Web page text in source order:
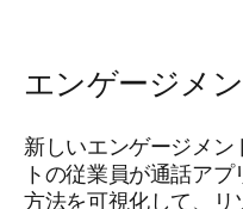
エンゲージメ
新しいエンゲージメン
トの従業員が通話ア
方法を可視化して、リ